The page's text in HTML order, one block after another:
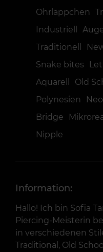
Ohrläppchen
Industriell
Traditionell
Snake bites
Aquarell
Old
Polynesien
Bridge
Nipple
Information:
Hallo! Ich bin Sofia
Piercing-Meisterin
in verschiedenen
Traditional, Old